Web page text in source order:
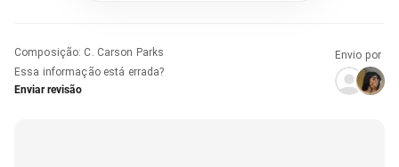
Composição: C. Carson Parks
Essa informação está errada?
Enviar revisão
Envio por